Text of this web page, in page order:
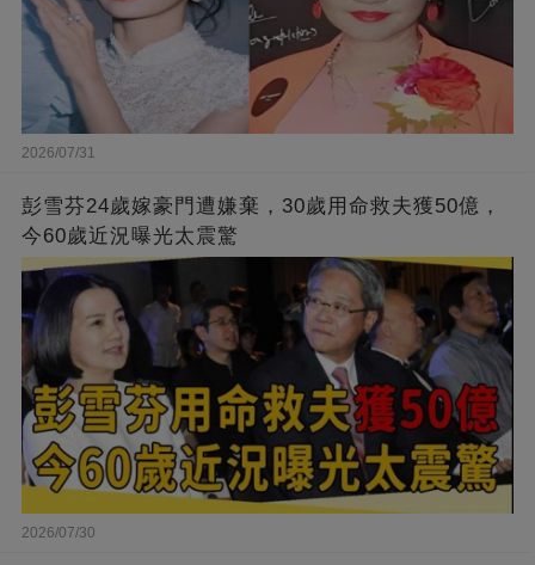
2026/07/31
彭雪芬24歲嫁豪門遭嫌棄，30歲用命救夫獲50億，
今60歲近況曝光太震驚
2026/07/30